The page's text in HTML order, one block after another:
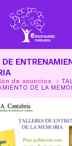
DE
de anuncios >
DE LA